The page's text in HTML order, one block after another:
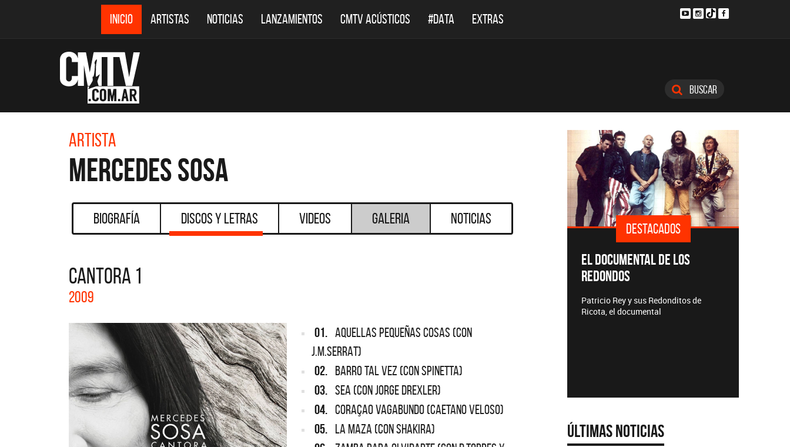
INICIO ARTISTAS NOTICIAS LANZAMIENTOS CMTV ACÚSTICOS #DATA EXTRAS
Buscar
Artista
Mercedes Sosa
Biografía Discos y Letras Videos Galeria Noticias
CANTORA 1
2009
01. AQUELLAS PEQUEÑAS COSAS (CON
J.M.SERRAT)
02. BARRO TAL VEZ (CON SPINETTA)
03. SEA (CON JORGE DREXLER)
04. CORAÇAO VAGABUNDO (CAETANO VELOSO)
05. LA MAZA (CON SHAKIRA)
DESTACADOS DESTACADOS DESTACADOS
EL DOCUMENTAL DE LOS
REDONDOS
Patricio Rey y sus Redonditos de
Ricota, el documental
Últimas Noticias